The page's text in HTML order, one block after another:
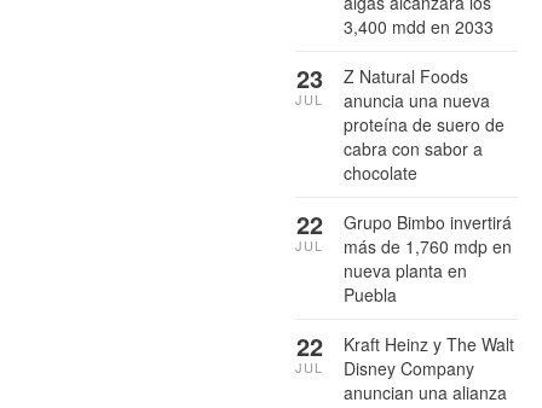
3,400 mdd en 2033
Z Natural Foods
anuncia una nueva
proteína de suero de
cabra con sabor a
chocolate
23
JUL
Grupo Bimbo invertirá
más de 1,760 mdp en
nueva planta en
Puebla
22
JUL
Kraft Heinz y The Walt
Disney Company
anuncian una alianza
22
JUL